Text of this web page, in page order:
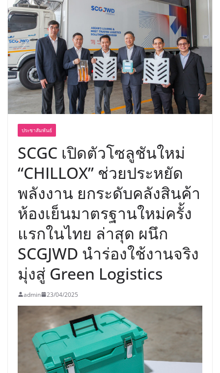
Coach รุ่นใหม่ ขับเคลื่อนการท่องเที่ยว
ไทยสู่มาตรฐานสากล ภายใต้ Thailand
Green Tourism Plan 2030
BEDO เดินหน้าจัดกิจกรรมเจรจาธุรกิจ
“BIO TRADE CONNECT 2026” ยก
ระดับผลิตภัณฑ์ท้องถิ่นสู่ตลาดเชิง
พาณิชย์อย่างยั่งยืน
ประชาสัมพันธ์
SCGC เปิดตัวโซลูชันใหม่
“CHILLOX” ช่วยประหยัด
พลังงาน ยกระดับคลังสินค้า
ห้องเย็นมาตรฐานใหม่ครั้ง
แรกในไทย ล่าสุด ผนึก
SCGJWD นำร่องใช้งานจริง
มุ่งสู่ Green Logistics
admin 23/04/2025